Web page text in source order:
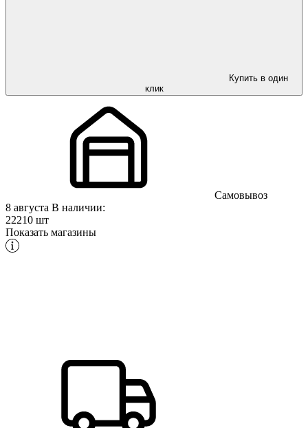
Купить в один
клик
Самовывоз
8 августа В наличии:
22210 шт
Показать магазины